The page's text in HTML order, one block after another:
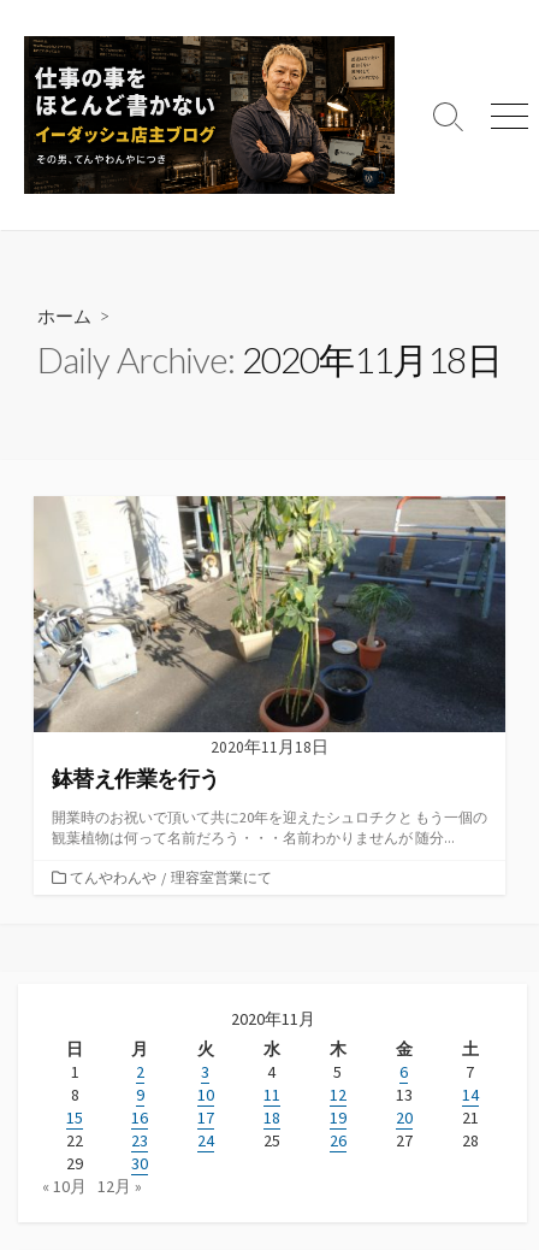
キ
検
メ
ホーム >
Daily Archive: 2020年11月18日
2020年11月18日
鉢替え作業を行う
開業時のお祝いで頂いて共に20年を迎えたシュロチクと もう一個の
観葉植物は何って名前だろう・・・名前わかりませんが 随分...
カてんやわんや / 理容室営業にて
2020年11月
日
月 火 水 木 金
土
1
2 3 4 5 6
7
8
9 10 11 12 13
14
15
16 17 18 19 20
21
22
23 24 25 26 27
28
29
30
« 10月
12月 »